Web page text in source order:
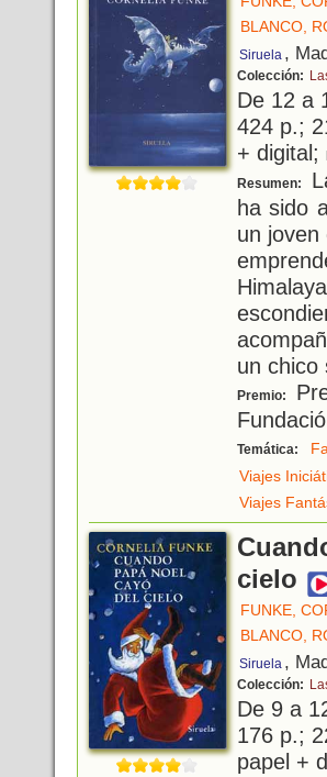
BLANCO,
Siruela ,
Colección:
De 12 a
424 p.;
+ digital;
Resumen:
ha sido
un
un chico
Premio:
Temática:
Viajes
Viajes
cielo
FUNKE,
BLANCO,
Siruela ,
Colección:
De 9 a
176 p.;
papel +